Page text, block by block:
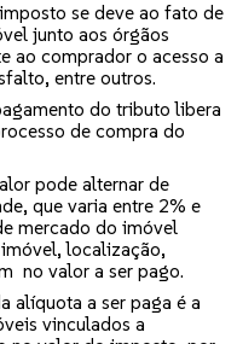
se deve ao fato de
junto aos órgãos
ao comprador o acesso a
entre outros.
do tributo libera
de compra do
pode alternar de
que varia entre 2% e
mercado do imóvel
localização,
no valor a ser pago.
alíquota a ser paga é a
vinculados a